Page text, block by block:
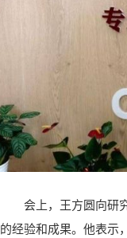
会上，王方圆向研
的经验和成果。他表示